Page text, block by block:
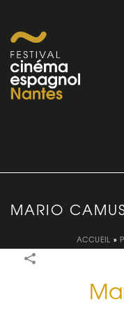
MARIO
ACCUEIL »